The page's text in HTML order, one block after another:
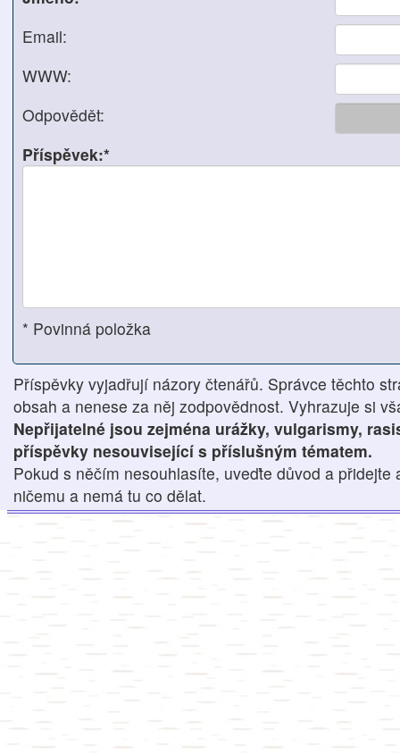
Email:
WWW:
Odpovědět:
Příspěvek:*
* Povinná položka
Příspěvky vyjadřují názory čtenářů. Správce těchto
obsah a nenese za něj zodpovědnost. Vyhrazuje si
Nepřijatelné jsou zejména urážky, vulgarismy,
příspěvky nesouvisející s příslušným tématem.
Pokud s něčím nesouhlasíte, uveďte důvod a přidejte
ničemu a nemá tu co dělat.